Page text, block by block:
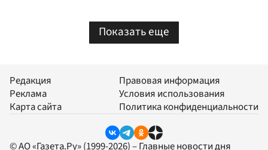
Показать еще
Редакция
Реклама
Карта сайта
Правовая информация
Условия использования
Политика конфиденциальности
© АО «Газета.Ру» (1999-2026) – Главные новости дня